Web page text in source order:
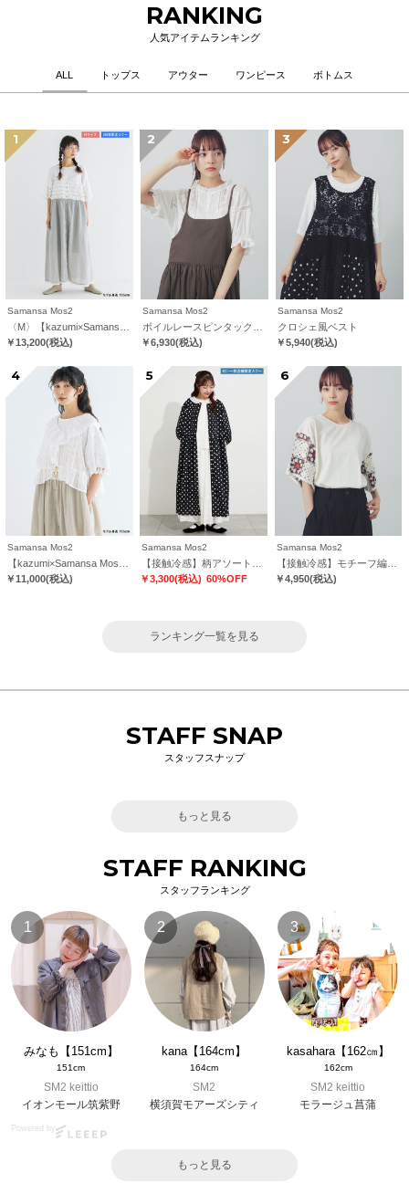
RANKING
人気アイテムランキング
ALL トップス アウター ワンピース ボトムス
1
Samansa Mos2
￥13,200(税込)
2
Samansa Mos2
￥6,930(税込)
3
Samansa Mos2
クロシェ風ベスト
￥5,940(税込)
4
Samansa Mos2
￥11,000(税込)
5
Samansa Mos2
￥3,300(税込) 60%OFF
6
Samansa Mos2
【接触冷感】モチーフ編みコンビカットソー
￥4,950(税込)
ランキング一覧を見る
STAFF SNAP
スタッフスナップ
もっと見る
STAFF RANKING
スタッフランキング
1
みなも【151cm】
151cm
SM2 keittio
イオンモール筑紫野
2
kana【164cm】
164cm
SM2
横須賀モアーズシティ
3
kasahara【162㎝】
162cm
SM2 keittio
モラージュ菖蒲
Powered by
もっと見る